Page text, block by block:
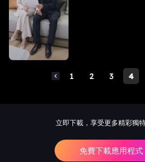
1 2 3 4
立即下載，享受更多精彩獨
免費下載應用程式